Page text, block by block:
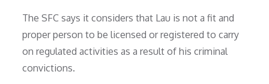
The SFC says it considers that Lau is not a fit and
proper person to be licensed or registered to carry
on regulated activities as a result of his criminal
convictions.